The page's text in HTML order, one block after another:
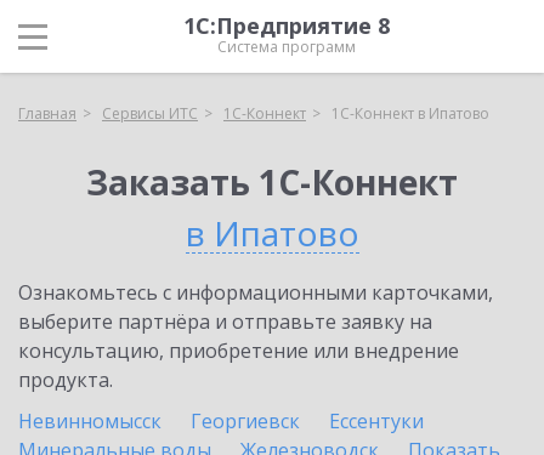
1С:Предприятие 8
Система программ
Главная Сервисы ИТС 1С-Коннект 1С-Коннект в Ипатово
Заказать 1С-Коннект
в Ипатово
Ознакомьтесь с информационными карточками,
выберите партнёра и отправьте заявку на
консультацию, приобретение или внедрение
продукта.
Невинномысск
Георгиевск
Ессентуки